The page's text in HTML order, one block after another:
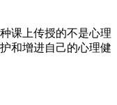
课上传授的不是心理
和增进自己的心理健